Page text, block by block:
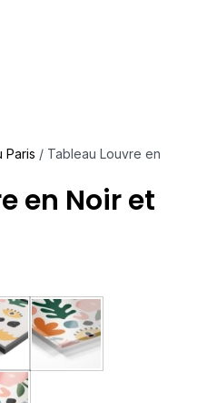
Paris / Tableau Louvre en
en Noir et
Sur Châssis
Cadre Flottant
Tableau Plexiglas